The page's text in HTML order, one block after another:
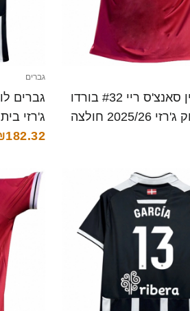
גברים קווין סאנצ'ס ריי #32 בורדו
שחור הרחק ג'רזי 2025/26 חולצה
גברים
ג'רזי ביתית 2025/26